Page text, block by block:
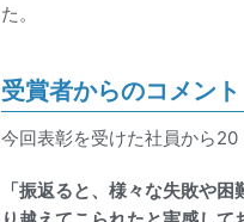
た。
受賞者からのコメント
今回表彰を受けた社員から20
「振返ると、様々な失敗や